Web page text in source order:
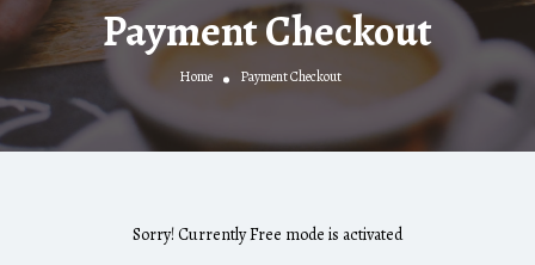
Payment Checkout
Home Payment Checkout
Sorry! Currently Free mode is activated